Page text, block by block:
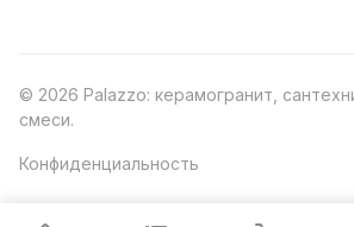
© 2026 Palazzo: керамогранит,
смеси.
Конфиденциальность